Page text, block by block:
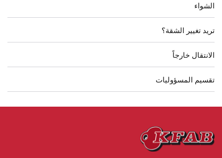
الشواء
تريد تغيير الشقة؟
الانتقال خارجاً
تقسيم المسؤوليات